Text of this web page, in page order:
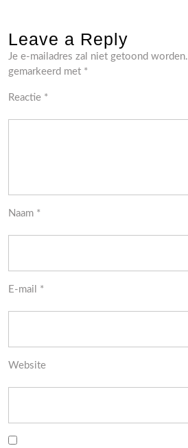
Leave a Reply
Je e-mailadres zal niet getoond worden.
gemarkeerd met *
Reactie *
Naam *
E-mail *
Website